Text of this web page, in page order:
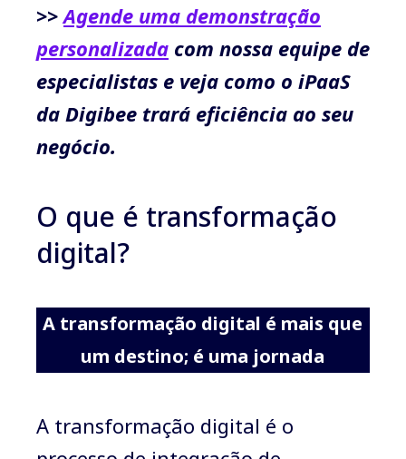
>>Agende uma demonstração
personalizada com nossa equipe de
especialistas e veja como o iPaaS
da Digibee trará eficiência ao seu
negócio.
O que é transformação
digital?
A transformação digital é mais que
um destino; é uma jornada
A transformação digital é o